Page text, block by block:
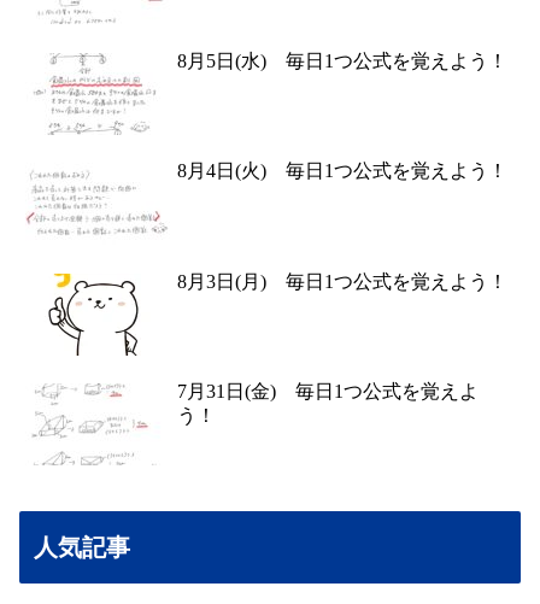
8月5日(水) 毎日1つ公式を覚えよう！
8月4日(火) 毎日1つ公式を覚えよう！
8月3日(月) 毎日1つ公式を覚えよう！
7月31日(金) 毎日1つ公式を覚えよ
う！
人気記事